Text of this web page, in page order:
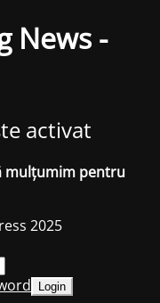
News -
activat
mulțumim pentru
2025